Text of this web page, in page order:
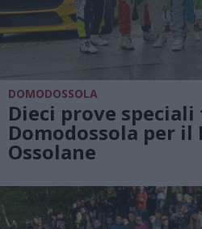
DOMODOSSOLA
Dieci prove speciali
Domodossola per il
Ossolane